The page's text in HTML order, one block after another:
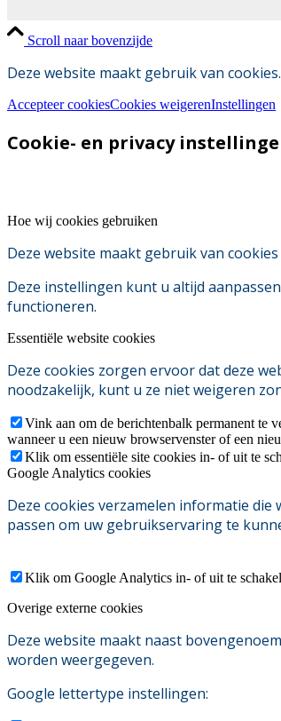
Scroll naar bovenzijde
Deze website maakt gebruik van cookies.
Accepteer cookiesCookies weigerenInstellingen
Cookie- en privacy
Hoe wij cookies gebruiken
Deze website maakt gebruik van
Deze instellingen kunt u altijd
functioneren.
Essentiële website cookies
Deze cookies zorgen ervoor dat deze
noodzakelijk, kunt u ze niet weigeren
Vink aan om de berichtenbalk permanent te
wanneer u een nieuw browservenster of een
Klik om essentiële site cookies in- of uit te
Google Analytics cookies
Deze cookies verzamelen informatie
passen om uw gebruikservaring te
Klik om Google Analytics in- of uit te
Overige externe cookies
Deze website maakt naast
worden weergegeven.
Google lettertype instellingen: